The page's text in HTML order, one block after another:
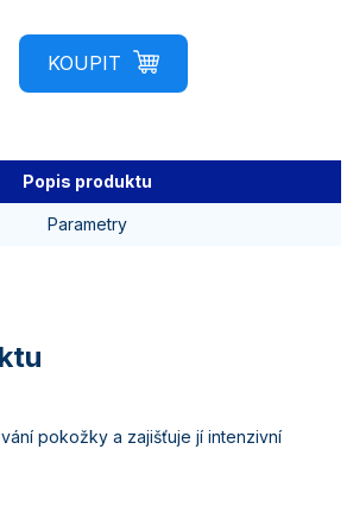
Popis produktu
Parametry
pokožky a zajišťuje jí intenzivní